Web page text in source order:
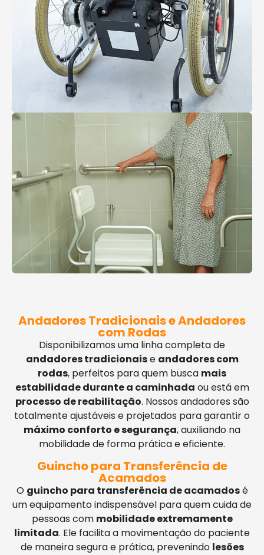
Andadores Tradicionais e Andadores
com Rodas
Disponibilizamos uma linha completa de
andadores tradicionaise andadores com
rodas, perfeitos para quem busca mais
estabilidade durante a caminhada ou está em
processo de reabilitação. Nossos andadores são
totalmente ajustáveis e projetados para garantir o
máximo conforto e segurança, auxiliando na
mobilidade de forma prática e eficiente.
Guincho para Transferência de
Acamados
O guincho para transferência de acamadosé
um equipamento indispensável para quem cuida de
pessoas com mobilidade extremamente
limitada. Ele facilita a movimentação do paciente
de maneira segura e prática, prevenindo lesões